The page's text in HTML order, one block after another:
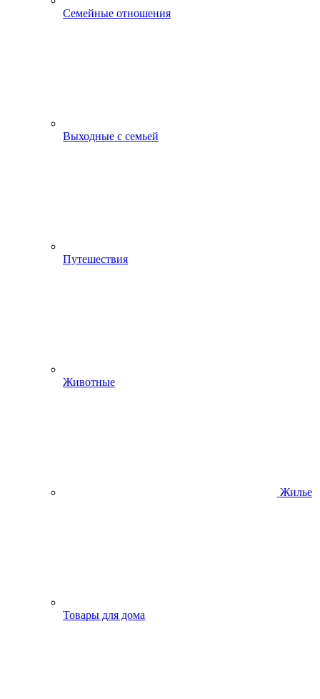
Семейные отношения
Выходные с семьей
Путешествия
Животные
Жилье
Товары для дома